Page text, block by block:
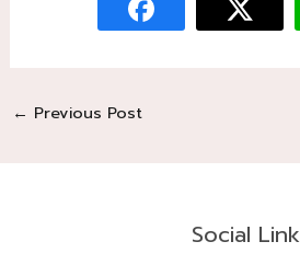
← Previous Post
Social Link